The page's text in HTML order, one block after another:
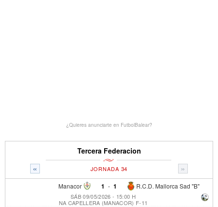
¿Quieres anunciarte en FutbolBalear?
Tercera Federacion
« »
JORNADA 34
Manacor 1 - R.C.D. Mallorca Sad "B"
1
SÁB 09/05/2026 - 15:00 H
NA CAPELLERA (MANACOR) F-11